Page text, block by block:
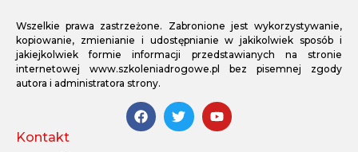
Wszelkie prawa zastrzeżone. Zabronione jest wykorzystywanie,
kopiowanie, zmienianie i udostępnianie w jakikolwiek sposób i
jakiejkolwiek formie informacji przedstawianych na stronie
internetowej www.szkoleniadrogowe.pl bez pisemnej zgody
autora i administratora strony.
Kontakt